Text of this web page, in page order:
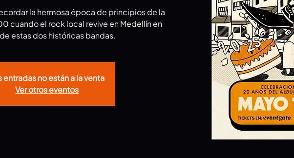
la hermosa época de principios de la
cuando el rock local revive en Medellín en
estas dos históricas bandas.
entradas no están a la venta
Ver otros eventos